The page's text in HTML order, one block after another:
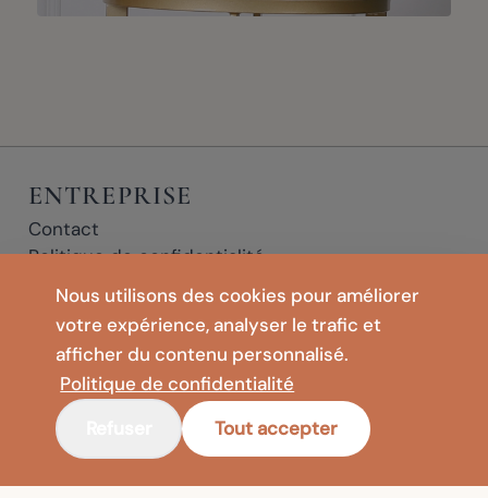
Nous utilisons des cookies pour améliorer
votre expérience, analyser le trafic et
afficher du contenu personnalisé.
Politique de confidentialité
Tout accepter
ENTREPRISE
Contact
Politique de confidentialité
Mentions légales
Conditions d'utilisation
BOUTIQUE
Vases de sol
Méditation & Yoga
Tapis pliants & Coussins de sol
🇫🇷